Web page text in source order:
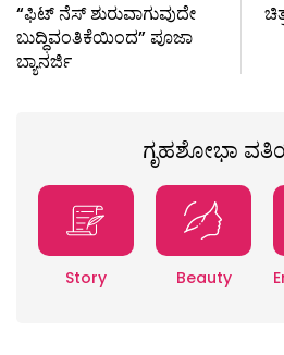
“ಫಿಟ್ ನೆಸ್ ಶುರುವಾಗುವುದೇ
ಬುದ್ಧಿವಂತಿಕೆಯಿಂದ” ಪೂಜಾ
ಬ್ಯಾನರ್ಜಿ
ಗೃಹಶೋಭಾ
Story Beauty